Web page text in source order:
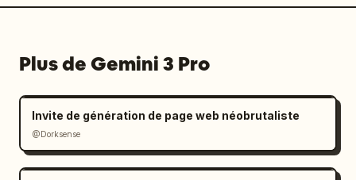
Plus de Gemini 3 Pro
Invite de génération de page web néobrutaliste
@Dorksense